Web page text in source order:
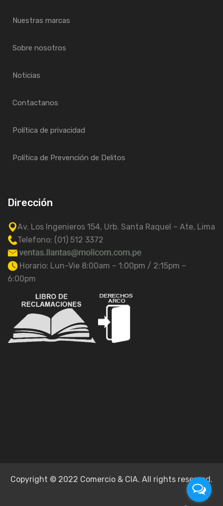
Nuestras marcas
Sobre nosotros
Noticias
Contactanos
Política de privacidad
Política de Prevención de Delitos
Dirección
Av. Los Ingenieros 154, Urb. Santa Raquel – Ate, Lima
Telefono: (01) 512 3372
Horario: Lun-Vie 8:00am – 1:00pm / 2:15pm –
6:00pm
Copyright © 2022 Comercio & CIA. All rights reserved.